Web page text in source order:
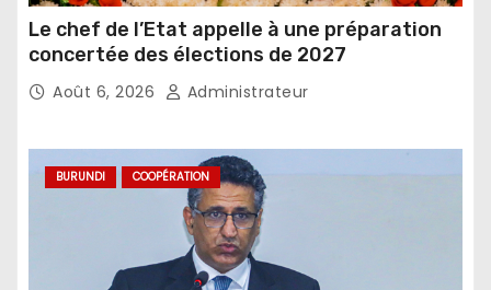
Le chef de l’Etat appelle à une préparation
concertée des élections de 2027
Août 6, 2026 Administrateur
BURUNDI COOPÉRATION